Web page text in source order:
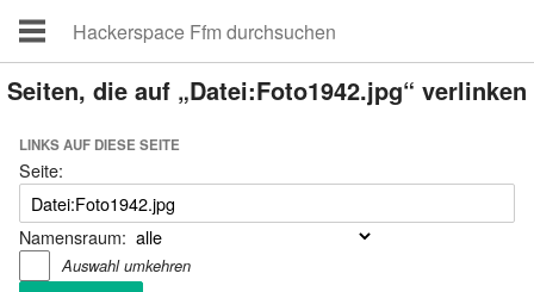
Seiten, die auf „Datei:Foto1942.jpg“ verlinken
LINKS AUF DIESE SEITE
Seite:
Namensraum:
Auswahl umkehren